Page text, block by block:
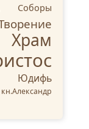
Соборы
Храм
Юдифь
кн.Александр